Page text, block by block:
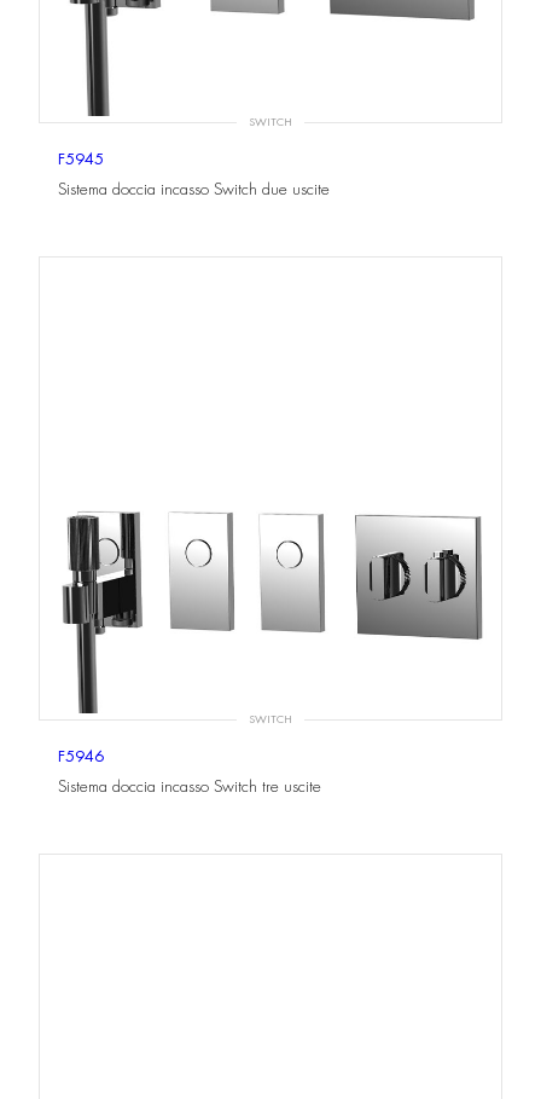
SWITCH
F5945
Sistema doccia incasso Switch due uscite
SWITCH
F5946
Sistema doccia incasso Switch tre uscite